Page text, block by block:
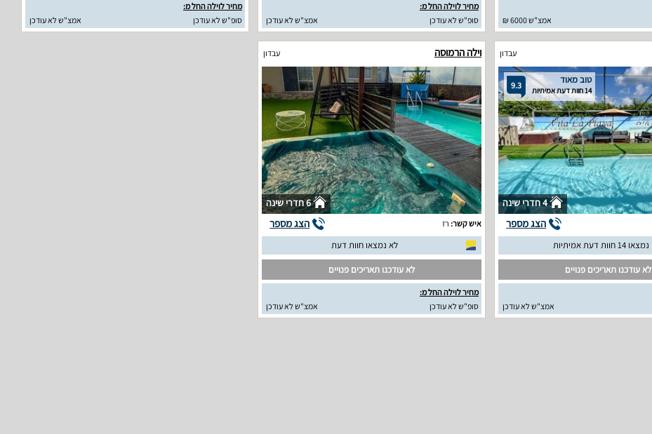
אמצ"ש 6000 ₪
מחיר לוילה החל מ:
סופ"ש לא עודכן
אמצ"ש לא עודכן
מחיר לוילה החל מ:
סופ"ש לא עודכן
אמצ"ש לא עודכן
עבדון
9.3 טוב מאוד
14 חוות דעת אמיתיות
4 חדרי שינה
הצג מספר
נמצאו 14 חוות דעת אמיתיות
לא עודכנו תאריכים פנויים
אמצ"ש לא עודכן
וילה הרמוסה עבדון
6 חדרי שינה
איש קשר: רז הצג מספר
לא נמצאו חוות דעת
לא עודכנו תאריכים פנויים
מחיר לוילה החל מ:
סופ"ש לא עודכן
אמצ"ש לא עודכן